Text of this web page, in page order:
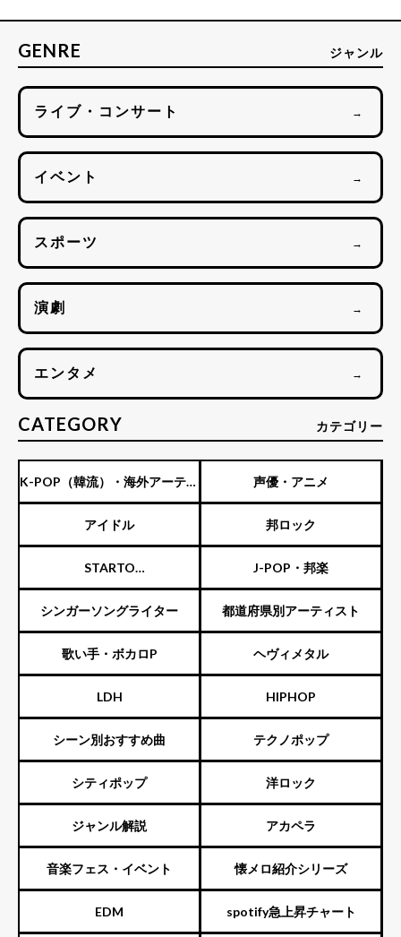
GENRE ジャンル
ライブ・コンサート →
イベント →
スポーツ →
演劇 →
エンタメ →
CATEGORY カテゴリー
K-POP（韓流）・海外アーティ
スト
声優・アニメ
アイドル 邦ロック
STARTO
ENTERTAINMENT（旧ジャニ
ーズ）
J-POP・邦楽
シンガーソングライター 都道府県別アーティスト
歌い手・ボカロP ヘヴィメタル
LDH HIPHOP
シーン別おすすめ曲 テクノポップ
シティポップ 洋ロック
ジャンル解説 アカペラ
音楽フェス・イベント 懐メロ紹介シリーズ
EDM spotify急上昇チャート